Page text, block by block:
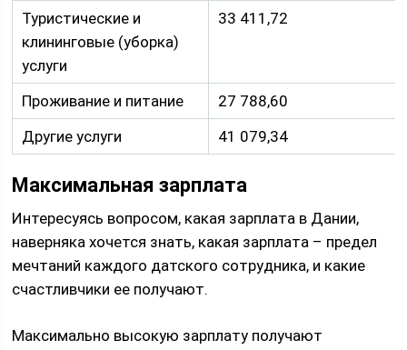
Туристические и
клининговые (уборка)
услуги
33 411,72
Проживание и питание
27 788,60
Другие услуги
41 079,34
Максимальная зарплата
Интересуясь вопросом, какая зарплата в Дании,
наверняка хочется знать, какая зарплата – предел
мечтаний каждого датского сотрудника, и какие
счастливчики ее получают.
Максимально высокую зарплату получают